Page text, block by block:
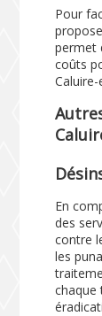
Pour
permet
coûts
Caluire-
En
des
contre
les
chaque